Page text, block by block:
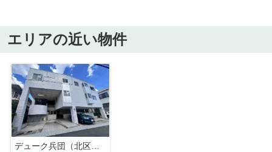
エリアの近い物件
デューク兵団（北区兵団）